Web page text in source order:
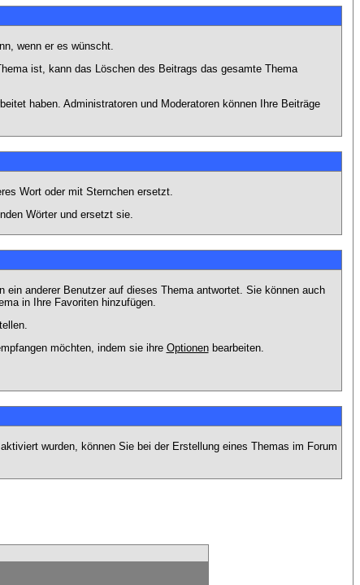
wenn er es wünscht.
ist, kann das Löschen des Beitrags das gesamte Thema
haben. Administratoren und Moderatoren können Ihre Beiträge
Wort oder mit Sternchen ersetzt.
Wörter und ersetzt sie.
anderer Benutzer auf dieses Thema antwortet. Sie können auch
in Ihre Favoriten hinzufügen.
möchten, indem sie ihre Optionenbearbeiten.
wurden, können Sie bei der Erstellung eines Themas im Forum